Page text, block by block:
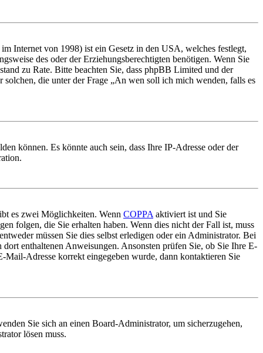
Internet von 1998) ist ein Gesetz in den USA, welches festlegt,
des oder der Erziehungsberechtigten benötigen. Wenn Sie
zu Rate. Bitte beachten Sie, dass phpBB Limited und der
die unter der Frage „An wen soll ich mich wenden, falls es
können. Es könnte auch sein, dass Ihre IP-Adresse oder der
es zwei Möglichkeiten. Wenn COPPA aktiviert ist und Sie
folgen, die Sie erhalten haben. Wenn dies nicht der Fall ist, muss
müssen Sie dies selbst erledigen oder ein Administrator. Bei
enthaltenen Anweisungen. Ansonsten prüfen Sie, ob Sie Ihre E-
Adresse korrekt eingegeben wurde, dann kontaktieren Sie
Sie sich an einen Board-Administrator, um sicherzugehen,
lösen muss.